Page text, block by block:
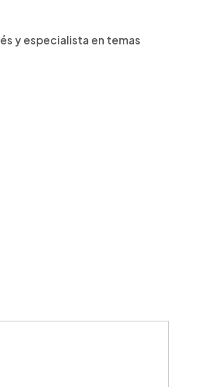
y especialista en temas